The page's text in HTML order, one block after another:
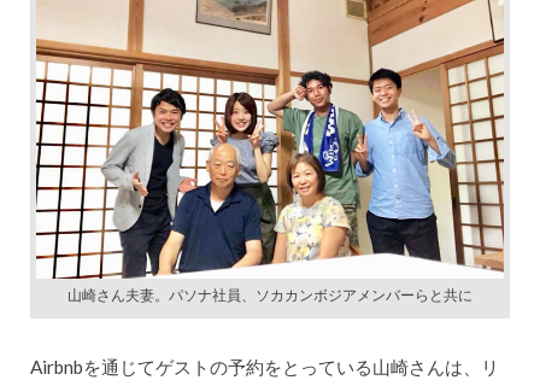
山崎さん夫妻。パソナ社員、ソカカンボジアメンバーらと共に
Airbnbを通じてゲストの予約をとっている山崎さんは、リ